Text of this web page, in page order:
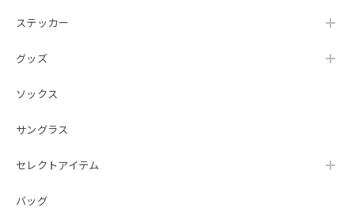
ステッカー
グッズ
ソックス
サングラス
セレクトアイテム
バッグ
【DeepRangebybassmania】Active Summer Cargo Pants［BLACK］